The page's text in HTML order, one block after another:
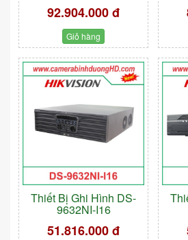
92.904.000 đ
Giỏ hàng
Thiết Bị Ghi Hình DS-
9632NI-I16
51.816.000 đ